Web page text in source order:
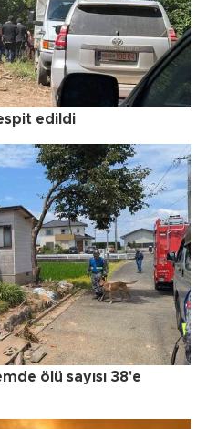
edildi
ölü sayısı 38'e